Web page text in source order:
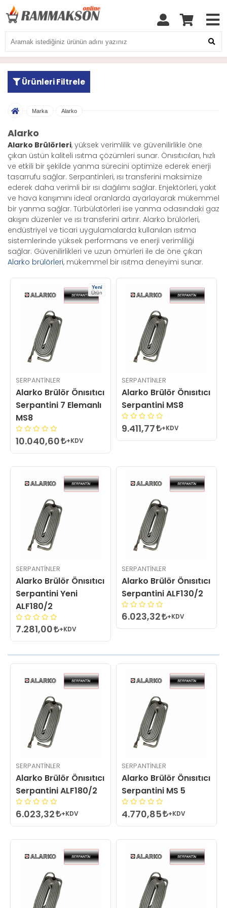
Ürünleri Filtrele
Marka Alarko
Alarko
Alarko Brülörleri, yüksek verimlilik ve güvenilirlikle öne
çıkan üstün kaliteli ısıtma çözümleri sunar. Önısıtıcıları, hızlı
ve etkili bir şekilde yanma sürecini optimize ederek enerji
tasarrufu sağlar. Serpantinleri, ısı transferini maksimize
ederek daha verimli bir ısı dağılımı sağlar. Enjektörleri, yakıt
ve hava karışımını ideal oranlarda ayarlayarak mükemmel
bir yanma sağlar. Türbülatörleri ise yanma odasındaki gaz
akışını düzenler ve ısı transferini artırır. Alarko brülörleri,
endüstriyel ve ticari uygulamalarda kullanılan ısıtma
sistemlerinde yüksek performans ve enerji verimliliği
sağlar. Güvenilirlikleri ve uzun ömürleri ile de öne çıkan
Alarko brülörleri, mükemmel bir ısıtma deneyimi sunar.
Yeni
Ürün
SERPANTINLER
Alarko Brülör Önısıtıcı
Serpantini 7 Elemanlı
MS8
10.040,60 +KDV
SERPANTINLER
Alarko Brülör Önısıtıcı
Serpantini MS8
9.411,77 +KDV
SERPANTINLER
Alarko Brülör Önısıtıcı
Serpantini Yeni
ALF180/2
7.281,00 +KDV
SERPANTINLER
Alarko Brülör Önısıtıcı
Serpantini ALF130/2
6.023,32 +KDV
SERPANTINLER
Alarko Brülör Önısıtıcı
Serpantini ALF180/2
6.023,32 +KDV
SERPANTINLER
Alarko Brülör Önısıtıcı
Serpantini MS 5
4.770,85 +KDV